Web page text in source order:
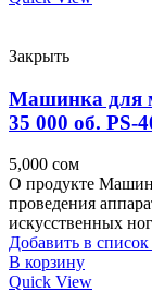
Закрыть
Машинка для
35 000 об. PS-
5,000 сом
О продукте
проведения
искусственных
Добавить в
В корзину
Quick View